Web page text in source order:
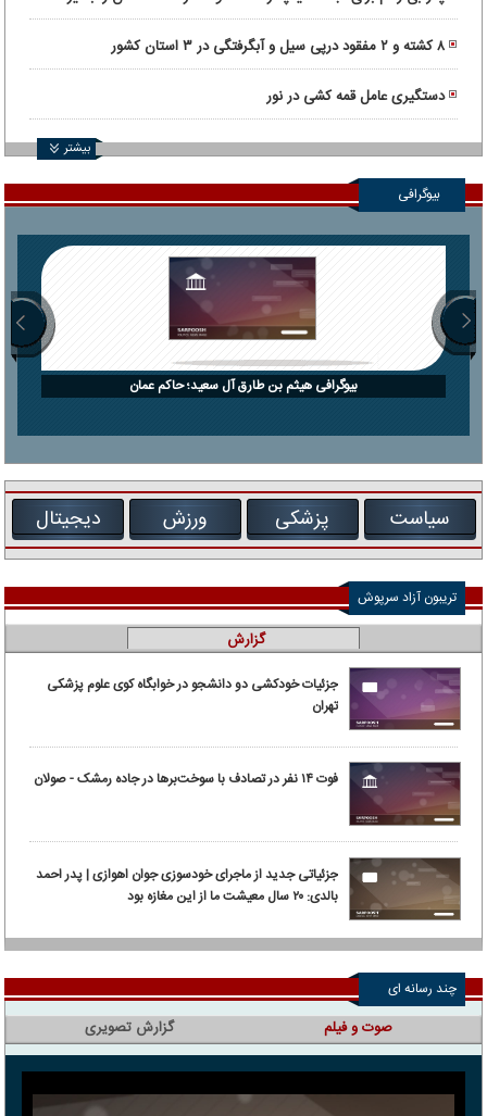
کشت!
۸ کشته و ۲ مفقود درپی سیل و آبگرفتگی در ۳ استان کشور
دستگیری عامل قمه کشی در نور
بیشتر
بیوگرافی
بیوگرافی هیثم بن طارق آل سعید؛ حاکم عمان
سیاست پزشکی ورزش دیجیتال
تریبون آزاد سرپوش
گزارش
جزئیات خودکشی دو دانشجو در خوابگاه کوی علوم پزشکی
تهران
فوت ۱۴ نفر در تصادف با سوخت‌برها در جاده رمشک - صولان
جزئیاتی جدید از ماجرای خودسوزی جوان اهوازی | پدر احمد
بالدی: ۲۰ سال معیشت ما از این مغازه بود
چند رسانه ای
صوت و فیلم گزارش تصویری